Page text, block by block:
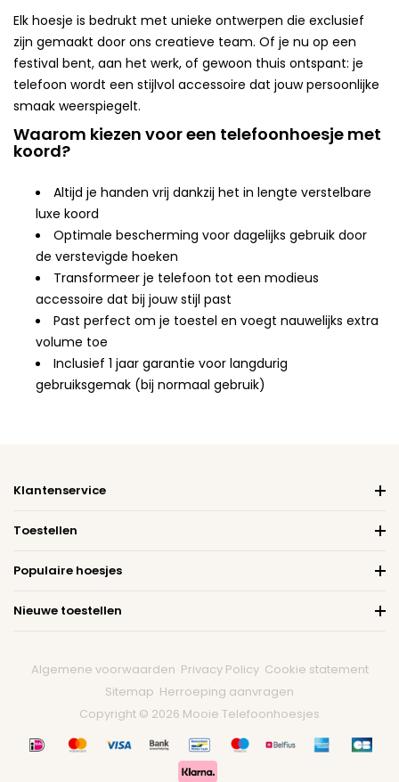
Elk hoesje is bedrukt met unieke ontwerpen die exclusief
zijn gemaakt door ons creatieve team. Of je nu op een
festival bent, aan het werk, of gewoon thuis ontspant: je
telefoon wordt een stijlvol accessoire dat jouw persoonlijke
smaak weerspiegelt.
Waarom kiezen voor een telefoonhoesje met
koord?
Altijd je handen vrij dankzij het in lengte verstelbare
luxe koord
Optimale bescherming voor dagelijks gebruik door
de verstevigde hoeken
Transformeer je telefoon tot een modieus
accessoire dat bij jouw stijl past
Past perfect om je toestel en voegt nauwelijks extra
volume toe
Inclusief 1 jaar garantie voor langdurig
gebruiksgemak (bij normaal gebruik)
Klantenservice
Toestellen
Populaire hoesjes
Nieuwe toestellen
Algemene voorwaarden Privacy Policy Cookie statement
Sitemap Herroeping aanvragen
Copyright © 2026 Mooie Telefoonhoesjes